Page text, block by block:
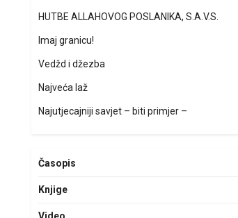
HUTBE ALLAHOVOG POSLANIKA, S.A.V.S.
Imaj granicu!
Vedžd i džezba
Najveća laž
Najutjecajniji savjet – biti primjer –
Časopis
Knjige